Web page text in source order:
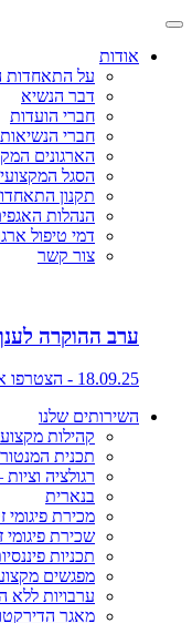
אודות
על התאחדות
דבר הנשיא
חברי הועדות
חברי הנשיאות
הארגונים
הסגל המקצועי
תקנון
הנהלות
דמי טיפול
צור קשר
ערב ההוקרה
18.09.25 - הצטרפו אלינו !!!!
השירותים שלנו
קהילות
תכנית
רגולציה
בנארית
מכירת
שכירת
תכניות
מפגשים
ערבויות ללא
מאגר